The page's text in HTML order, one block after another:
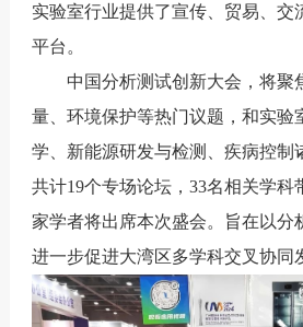
实验室行业提供了宣传、贸易、交
平台。
中国分析测试创新大会，将聚
量、环境保护等热门议题，和实验
学、新能源研发与检测、疾病控制
共计19个专场论坛，33名相关学科
家学者将出席本次盛会。旨在以分
进一步促进大湾区多学科交叉协同